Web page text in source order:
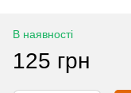
В наявності
125 грн